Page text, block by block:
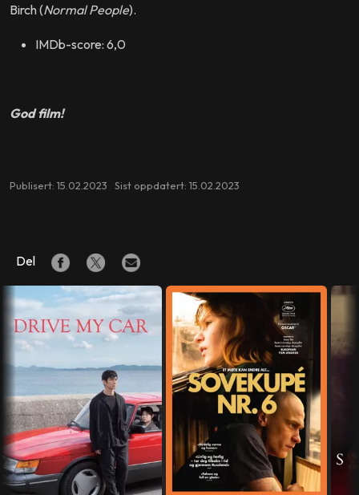
Birch (Normal People).
IMDb-score: 6,0
God film!
Publisert: 15.02.2023 Sist oppdatert: 15.02.2023
Del